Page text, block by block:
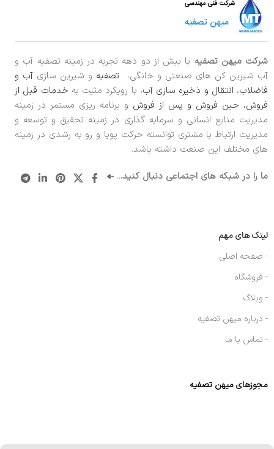
شرکت میهن تصفیه با بیش از دو دهه تجربه در زمینه تصفیه آب و
آب شیرین کن های صنعتی و خانگی،
تصفیه و شیرین سازی آب و
فاضلاب، انتقال و ذخیره سازی آب، با رویکرد مثبت به خدمات قبل از
فروش، حین فروش و پس از فروش و برنامه ریزی مستمر در زمینه
مدیریت منابع انسانی و سرمایه گذاری در زمینه تحقیق و توسعه و
مدیریت ارتباط با مشتری توانسته حرکت پویا و رو به رشدی در زمینه
های مختلف این صنعت داشته باشد.
ما را در شبکه های اجتماعی دنبال کنید...
لینک های مهم
- صفحه اصلی
- فروشگاه
- وبلاگ
- درباره میهن تصفیه
- تماس با ما
مجوزهای میهن تصفیه